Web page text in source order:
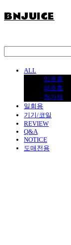
BNJUICE
ALL
입호흡
폐호흡
첨가제
일회용
기기/코일
REVIEW
Q&A
NOTICE
도매전용